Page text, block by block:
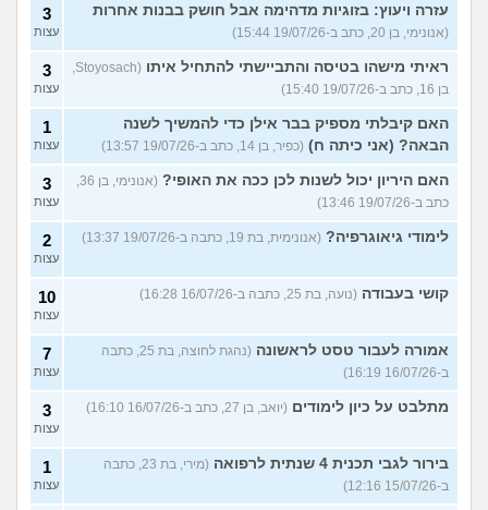
עזרה ויעוץ: בזוגיות מדהימה אבל חושק בבנות אחרות
(אנונימי, בן 20, כתב ב-19/07/26 15:44)
3
עצות
ראיתי מישהו בטיסה והתביישתי להתחיל איתו
בן 16, כתב ב-19/07/26 15:40)
3
עצות
האם קיבלתי מספיק בבר אילן כדי להמשיך לשנה
הבאה? (אני כיתה ח) (כפיר, בן 14, כתב ב-19/07/26 13:57)
1
עצות
האם היריון יכול לשנות לכן ככה את האופי?
כתב ב-19/07/26 13:46)
3
עצות
לימודי גיאוגרפיה? (אנונימית, בת 19, כתבה ב-19/07/26 13:37) 2
עצות
קושי בעבודה (נועה, בת 25, כתבה ב-16/07/26 16:28) 10
עצות
אמורה לעבור טסט לראשונה
(נהגת לחוצה, בת 25, כתבה
ב-16/07/26 16:19)
7
עצות
מתלבט על כיון לימודים (יואב, בן 27, כתב ב-16/07/26 16:10) 3
עצות
בירור לגבי תכנית 4 שנתית לרפואה
(מירי, בת 23, כתבה
ב-15/07/26 12:16)
1
עצות